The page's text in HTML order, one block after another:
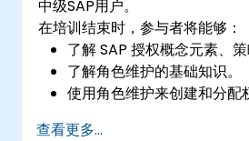
中级SAP用户。
在培训结束时，参与者将能够：
了解 SAP 授权概念元素、策
了解角色维护的基础知识。
使用角色维护来创建和分配
查看更多...